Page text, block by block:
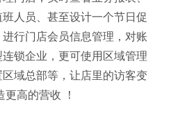
人员、 甚至设计一个节日促
进行门店会员信息管理，对账
锁企业，更可使用区域管理
域总部等，让店里的访客变
高的营收 ！